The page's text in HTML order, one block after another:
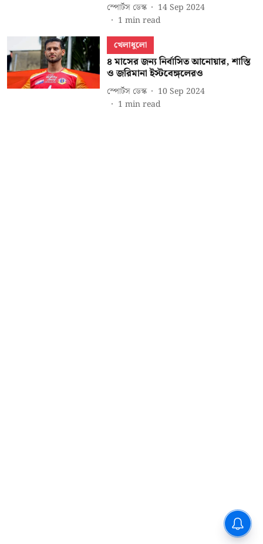
স্পোর্টস ডেস্ক
14 Sep 2024
1 min read
খেলাধুলো
৪ মাসের জন্য নির্বাসিত আনোয়ার, শাস্তি
ও জরিমানা ইস্টবেঙ্গলেরও
স্পোর্টস ডেস্ক
10 Sep 2024
1 min read